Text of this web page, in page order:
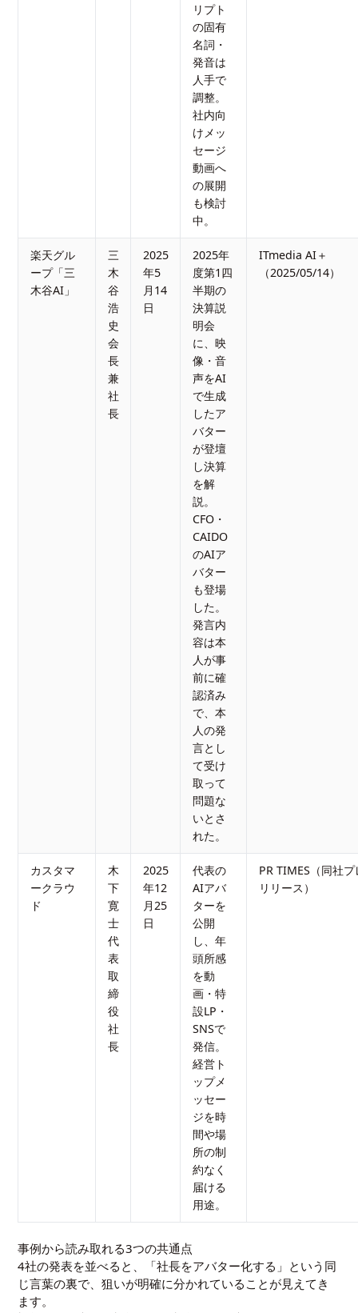
リプト
の固有
名詞・
発音は
人手で
調整。
社内向
けメッ
セージ
動画へ
の展開
も検討
中。
楽天グル
ープ「三
木谷AI」
三
木
谷
浩
史
会
長
兼
社
長
2025
年5
月14
日
2025年
度第1四
半期の
決算説
明会
に、映
像・音
声をAI
で生成
したア
バター
が登壇
し決算
を解
説。
CFO・
CAIDO
のAIア
バター
も登場
した。
発言内
容は本
人が事
前に確
認済み
で、本
人の発
言とし
て受け
取って
問題な
いとさ
れた。
ITmedia AI＋
（2025/05/14）
カスタマ
ークラウ
ド
木
下
寛
士
代
表
取
締
役
社
長
2025
年12
月25
日
代表の
AIアバ
ターを
公開
し、年
頭所感
を動
画・特
設LP・
SNSで
発信。
経営ト
ップメ
ッセー
ジを時
間や場
所の制
約なく
届ける
用途。
PR TIMES（同社プ
リリース）
事例から読み取れる3つの共通点
4社の発表を並べると、「社長をアバター化する」という同
じ言葉の裏で、狙いが明確に分かれていることが見えてき
ます。